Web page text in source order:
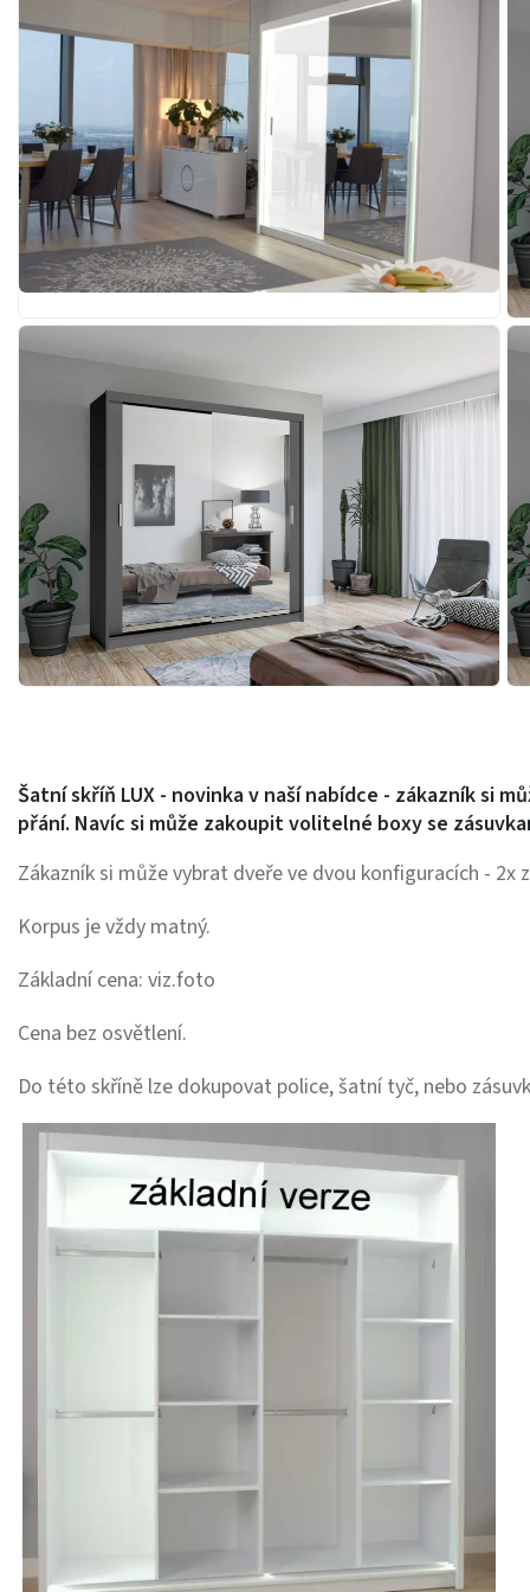
Šatní skříň LUX - novinka v naší nabídce - zákazník si
přání. Navíc si může zakoupit volitelné boxy se
Zákazník si může vybrat dveře ve dvou konfiguracích - 2x
Korpus je vždy matný.
Základní cena: viz.foto
Cena bez osvětlení.
Do této skříně lze dokupovat police, šatní tyč, nebo